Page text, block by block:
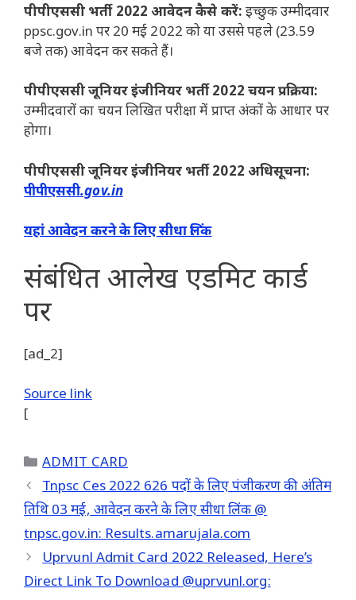
पीपीएससी भर्ती 2022 आवेदन कैसे करें: इच्छुक उम्मीदवार
ppsc.gov.in पर 20 मई 2022 को या उससे पहले (23.59
बजे तक) आवेदन कर सकते हैं।
पीपीएससी जूनियर इंजीनियर भर्ती 2022 चयन प्रक्रिया:
उम्मीदवारों का चयन लिखित परीक्षा में प्राप्त अंकों के आधार पर
होगा।
पीपीएससी जूनियर इंजीनियर भर्ती 2022 अधिसूचना:
पीपीएससी.gov.in
यहां आवेदन करने के लिए सीधा लिंक
संबंधित आलेख एडमिट कार्ड
पर
[ad_2]
Source link
[
Categories
ADMIT CARD
Tnpsc Ces 2022 626 पदों के लिए पंजीकरण की अंतिम
तिथि 03 मई, आवेदन करने के लिए सीधा लिंक @
tnpsc.gov.in: Results.amarujala.com
Uprvunl Admit Card 2022 Released, Here’s
Direct Link To Download @uprvunl.org: